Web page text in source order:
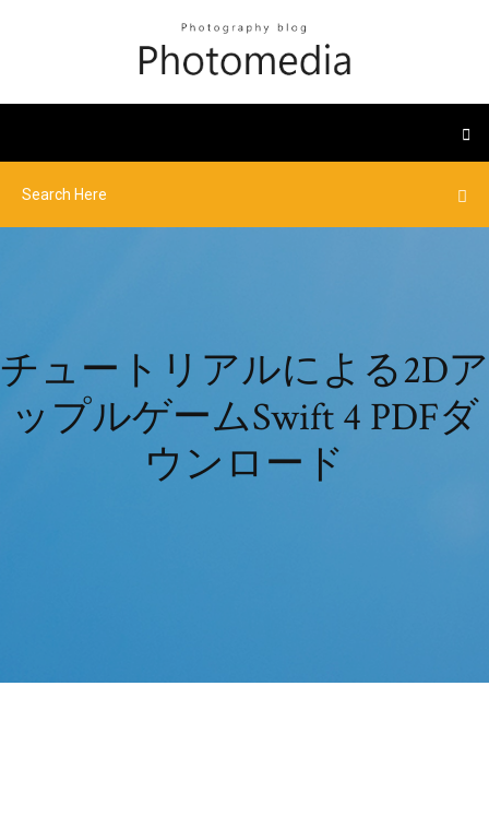
チュートリアルによる2Dア
ップルゲームSwift 4 PDFダ
ウンロード